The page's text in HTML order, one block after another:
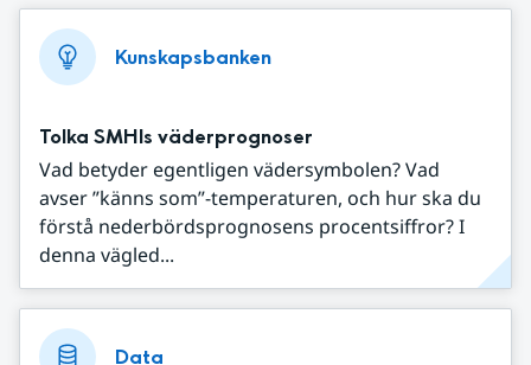
Kunskapsbanken
Tolka SMHIs väderprognoser
Vad betyder egentligen vädersymbolen? Vad
avser ”känns som”-temperaturen, och hur ska du
förstå nederbördsprognosens procentsiffror? I
denna vägled...
Data